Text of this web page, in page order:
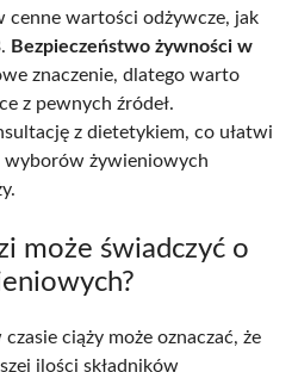
cenne wartości odżywcze, jak
Bezpieczeństwo żywności w
znaczenie, dlatego warto
z pewnych źródeł.
z dietetykiem, co ułatwi
żywieniowych
może świadczyć o
czasie ciąży może oznaczać, że
ilości składników